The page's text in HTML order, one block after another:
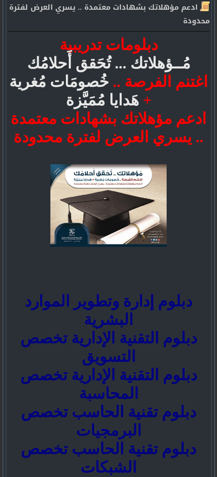
ادعم مؤهلاتك بشهادات معتمدة .. يسري العرض لفترة
محدودة
دبلومات تدريبية
مُــؤهلاتك ... تُحَقق أَحلامُك
اغتنم الفرصة .. خُصومَات مُغرية
+ هَدايا مُمَيَّزة
ادعم مؤهلاتك بشهادات معتمدة
.. يسري العرض لفترة محدودة
دبلوم إدارة وتطوير الموارد
البشرية
دبلوم التقنية الإدارية تخصص
التسويق
دبلوم التقنية الإدارية تخصص
المحاسبة
دبلوم تقنية الحاسب تخصص
البرمجيات
دبلوم تقنية الحاسب تخصص
الشبكات